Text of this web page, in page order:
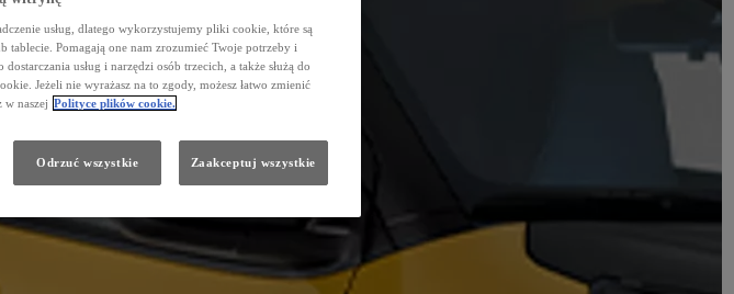
usług, dlatego wykorzystujemy pliki cookie, które są
Pomagają one nam zrozumieć Twoje potrzeby i
usług i narzędzi osób trzecich, a także służą do
Jeżeli nie wyrażasz na to zgody, możesz łatwo zmienić
w naszej Polityce plików cookie.
Odrzuć wszystkie Zaakceptuj wszystkie